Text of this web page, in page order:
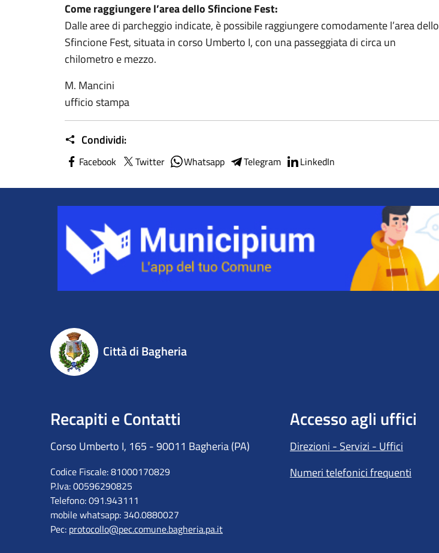
Come raggiungere l’area dello Sfincione Fest:
Dalle aree di parcheggio indicate, è possibile raggiungere comodamente l’area dello
Sfincione Fest, situata in corso Umberto I, con una passeggiata di circa un
chilometro e mezzo.
M. Mancini
ufficio stampa
Condividi:
Facebook Twitter Whatsapp Telegram LinkedIn
Città di Bagheria
Recapiti e Contatti
Corso Umberto I, 165 - 90011 Bagheria (PA)
Codice Fiscale: 81000170829
P.Iva: 00596290825
Telefono: 091.943111
mobile whatsapp: 340.0880027
Pec: protocollo@pec.comune.bagheria.pa.it
Accesso agli uffici
Direzioni - Servizi - Uffici
Numeri telefonici frequenti